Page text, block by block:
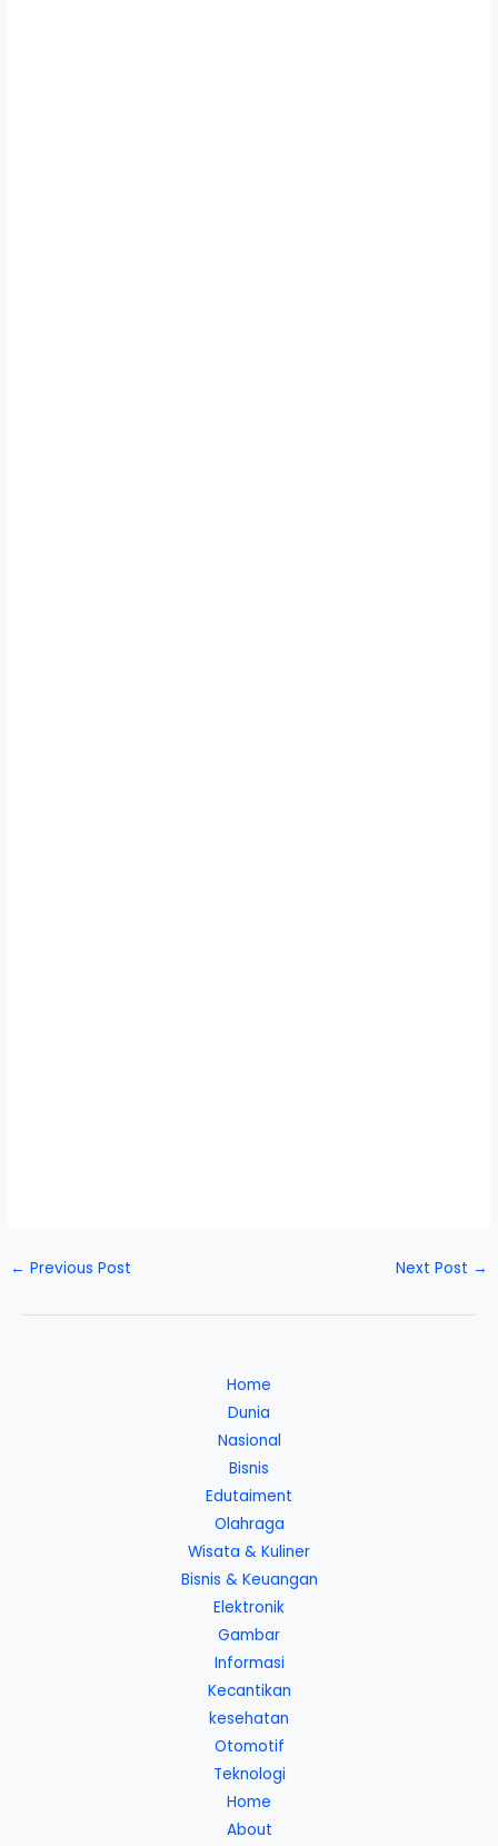
← Previous Post Next Post →
Home
Dunia
Nasional
Bisnis
Edutaiment
Olahraga
Wisata & Kuliner
Bisnis & Keuangan
Elektronik
Gambar
Informasi
Kecantikan
kesehatan
Otomotif
Teknologi
Home
About